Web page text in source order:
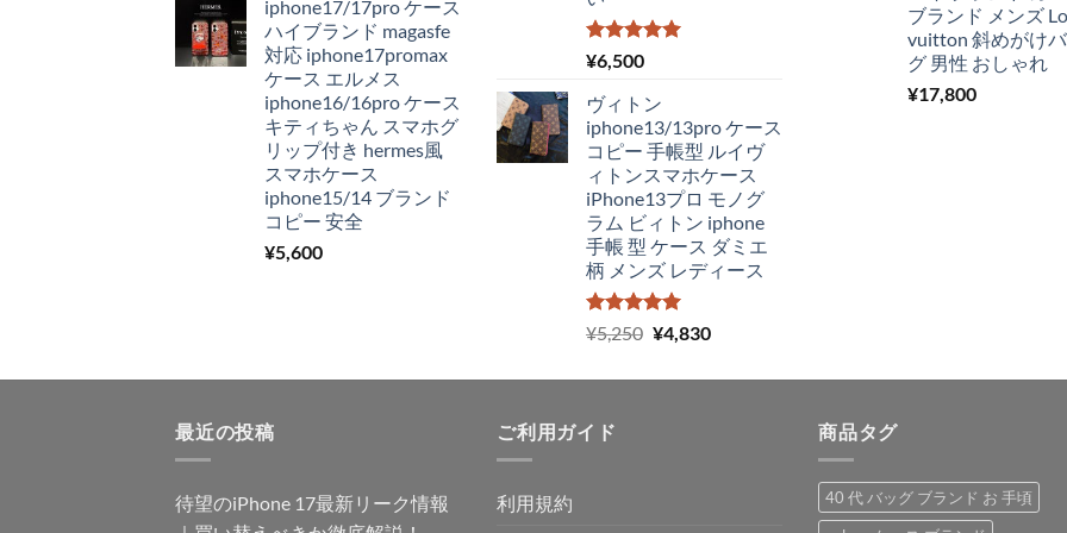
iphone17/17pro ケース
ハイブランド magasfe
対応 iphone17promax
ケース エルメス
iphone16/16pro ケース
キティちゃん スマホグ
リップ付き hermes風
スマホケース
iphone15/14 ブランド
コピー 安全
¥5,600
5段階中
5.00
¥6,500
ヴィトン
iphone13/13pro ケース
コピー 手帳型 ルイヴ
ィトンスマホケース
iPhone13プロ モノグ
ラム ビィトン iphone
手帳 型 ケース ダミエ
柄 メンズ レディース
5段階中
5.00
の評価
¥5,250 元
価
¥4,830現
の
ブランド メンズ
vuitton 斜めがけ
グ 男性 おしゃれ
¥17,800
最近の投稿
待望のiPhone 17最新リーク情報
ご利用ガイド
利用規約
商品タグ
40 代 バッグ ブランド お 手頃